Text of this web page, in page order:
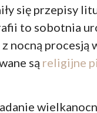
się przepisy
to sobotnia
nocną procesją
są religijne